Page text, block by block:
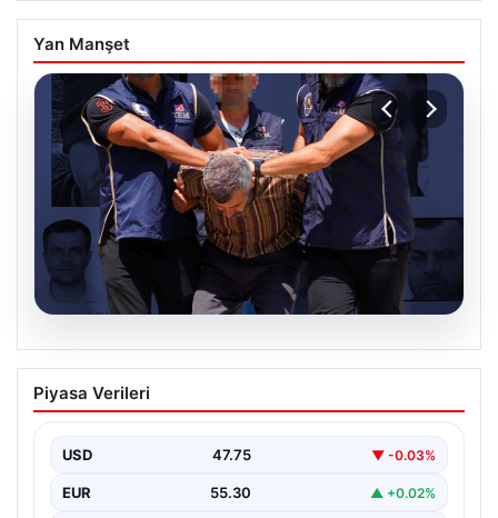
Yan Manşet
08.08.2026
Suikast Timinin Gömülü Silahlarına
Yönelik Arama Çalışmaları ve Sonuçlar
yönelik planlanan suikast girişimine ilişkin yürütülen
soruşturma kapsamında,…
Piyasa Verileri
USD 47.75 ▼ -0.03%
EUR 55.30 ▲ +0.02%